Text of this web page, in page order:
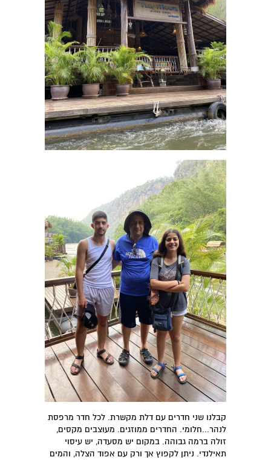
קבלנו שני חדרים עם דלת מקשרת. לכל חדר מרפסת
לנהר...חלומי. החדרים ממוזגים. מעוצבים מקסים,
זולה ברמה גבוהה. במקום יש מסעדה, יש עיסוי
תאילנדי. ניתן לקפוץ אך ורק עם אפוד הצלה, והמים